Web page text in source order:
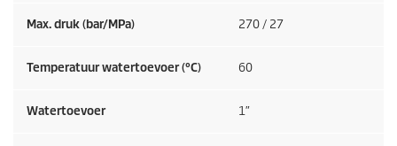
Max. druk (bar/MPa) 270 / 27
Temperatuur watertoevoer (°C) 60
Watertoevoer 1″